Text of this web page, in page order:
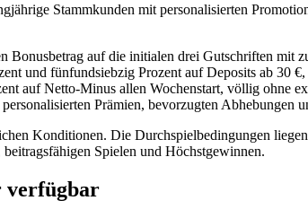
Stammkunden mit personalisierten
Bonusbetrag auf die initialen drei Gutschriften mit
und fünfundsiebzig Prozent auf Deposits ab 30
auf Netto-Minus allen Wochenstart, völlig ohne
Prämien, bevorzugten Abhebungen
Konditionen. Die Durchspielbedingungen
Spielen und Höchstgewinnen.
verfügbar